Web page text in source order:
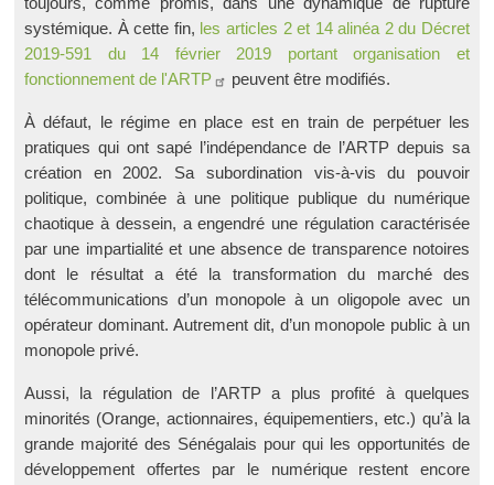
systémique. À cette fin, les articles 2 et 14 alinéa 2 du Décret
2019-591 du 14 février 2019 portant organisation et
fonctionnement de l'ARTP
peuvent être modifiés.
À défaut, le régime en place est en train de perpétuer les
pratiques qui ont sapé l’indépendance de l’ARTP depuis sa
création en 2002. Sa subordination vis-à-vis du pouvoir
politique, combinée à une politique publique du numérique
chaotique à dessein, a engendré une régulation caractérisée
par une impartialité et une absence de transparence notoires
dont le résultat a été la transformation du marché des
télécommunications d’un monopole à un oligopole avec un
opérateur dominant. Autrement dit, d’un monopole public à un
monopole privé.
Aussi, la régulation de l’ARTP a plus profité à quelques
minorités (Orange, actionnaires, équipementiers, etc.) qu’à la
grande majorité des Sénégalais pour qui les opportunités de
développement offertes par le numérique restent encore